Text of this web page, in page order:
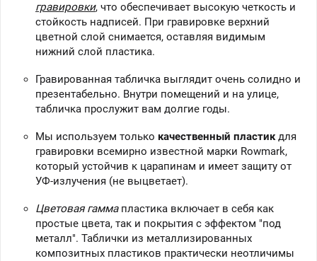
гравировки, что обеспечивает высокую четкость и
стойкость надписей. При гравировке верхний
цветной слой снимается, оставляя видимым
нижний слой пластика.
Гравированная табличка выглядит очень солидно и
презентабельно. Внутри помещений и на улице,
табличка прослужит вам долгие годы.
Мы используем только качественный пластикдля
гравировки всемирно известной марки Rowmark,
который устойчив к царапинам и имеет защиту от
УФ-излучения (не выцветает).
Цветовая гаммапластика включает в себя как
простые цвета, так и покрытия с эффектом "под
металл". Таблички из металлизированных
композитных пластиков практически неотличимы